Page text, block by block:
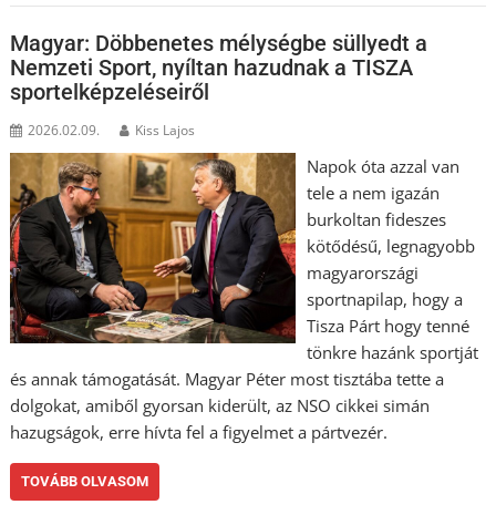
Magyar: Döbbenetes mélységbe süllyedt a
Nemzeti Sport, nyíltan hazudnak a TISZA
sportelképzeléseiről
2026.02.09. Kiss Lajos
Napok óta azzal van
tele a nem igazán
burkoltan fideszes
kötődésű, legnagyobb
magyarországi
sportnapilap, hogy a
Tisza Párt hogy tenné
tönkre hazánk sportját
és annak támogatását. Magyar Péter most tisztába tette a
dolgokat, amiből gyorsan kiderült, az NSO cikkei simán
hazugságok, erre hívta fel a figyelmet a pártvezér.
TOVÁBB OLVASOM